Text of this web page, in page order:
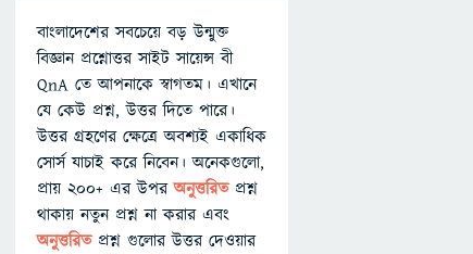
বাংলাদেশের সবচেয়ে বড় উন্মুক্ত
বিজ্ঞান প্রশ্নোত্তর সাইট সায়েন্স বী
QnA তে আপনাকে স্বাগতম। এখানে
যে কেউ প্রশ্ন, উত্তর দিতে পারে।
উত্তর গ্রহণের ক্ষেত্রে অবশ্যই একাধিক
সোর্স যাচাই করে নিবেন। অনেকগুলো,
প্রায় ২০০+ এর উপরঅনুত্তরিতপ্রশ্ন
থাকায় নতুন প্রশ্ন না করার এবং
অনুত্তরিত প্রশ্ন গুলোর উত্তর দেওয়ার